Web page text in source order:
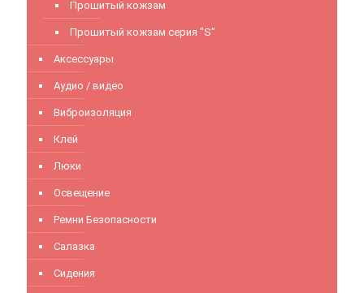
Прошитый кожзам
Прошитый кожзам серия "S"
Аксессуары
Аудио / видео
Виброизоляция
Клей
Люки
Освещение
Ремни Безопасности
Салазка
Сидения